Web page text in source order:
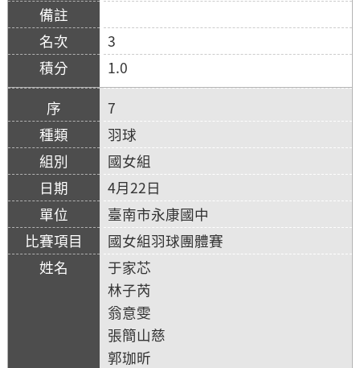
3
1.0
7
羽球
國女組
4月22日
臺南市永康國中
國女組羽球團體賽
于家芯
林子芮
翁意雯
張簡山慈
郭珈昕